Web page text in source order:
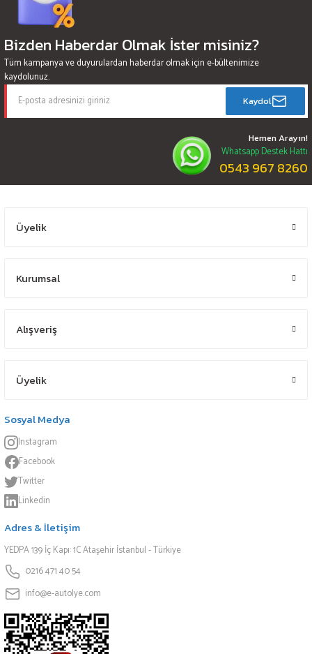
Bizden Haberdar Olmak İster misiniz?
Tüm kampanya ve duyurulardan haberdar olmak için e-bültenimize
kaydolunuz.
Kaydol
Hemen Arayın!
Whatsapp Destek Hattı
0543 967 8260
Üyelik
Kurumsal
Alışveriş
Üyelik
Sosyal Medya
Instagram
Facebook
Twitter
Linkedin
Adres & İletişim
YEDPA 139 İç Kapı: 1C Ataşehir İstanbul - Türkiye
0216 471 40 54
info@e-autolye.com